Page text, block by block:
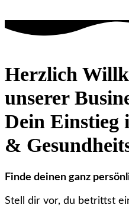
Herzlich
unserer
Dein Einstieg
&
Finde deinen ganz
Stell dir vor, du betrittst